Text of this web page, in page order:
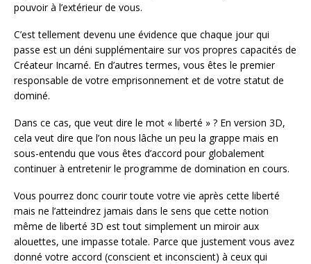
pouvoir à l’extérieur de vous.
C’est tellement devenu une évidence que chaque jour qui
passe est un déni supplémentaire sur vos propres capacités de
Créateur Incarné. En d’autres termes, vous êtes le premier
responsable de votre emprisonnement et de votre statut de
dominé.
Dans ce cas, que veut dire le mot « liberté » ? En version 3D,
cela veut dire que l’on nous lâche un peu la grappe mais en
sous-entendu que vous êtes d’accord pour globalement
continuer à entretenir le programme de domination en cours.
Vous pourrez donc courir toute votre vie après cette liberté
mais ne l’atteindrez jamais dans le sens que cette notion
même de liberté 3D est tout simplement un miroir aux
alouettes, une impasse totale. Parce que justement vous avez
donné votre accord (conscient et inconscient) à ceux qui